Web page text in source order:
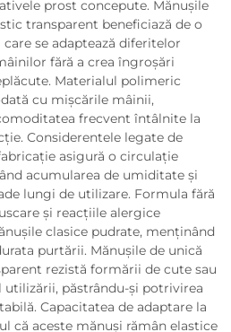
prost concepute. Mănușile
transparent beneficiază de o
se adaptează diferitelor
fără a crea îngroșări
Materialul polimeric
cu mișcările mâinii,
frecvent întâlnite la
Considerentele legate de
asigură o circulație
acumularea de umiditate și
lungi de utilizare. Formula fără
și reacțiile alergice
clasice pudrate, menținând
purtării. Mănușile de unică
rezistă formării de cute sau
păstrându-și potrivirea
Capacitatea de adaptare la
că aceste mănuși rămân elastice